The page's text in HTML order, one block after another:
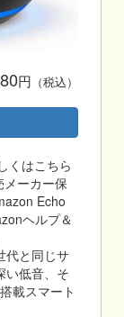
円 （税込）
くはこちら
ーカー保
Echo
ヘルプ＆
代と同じサ
い低音、そ
載スマート